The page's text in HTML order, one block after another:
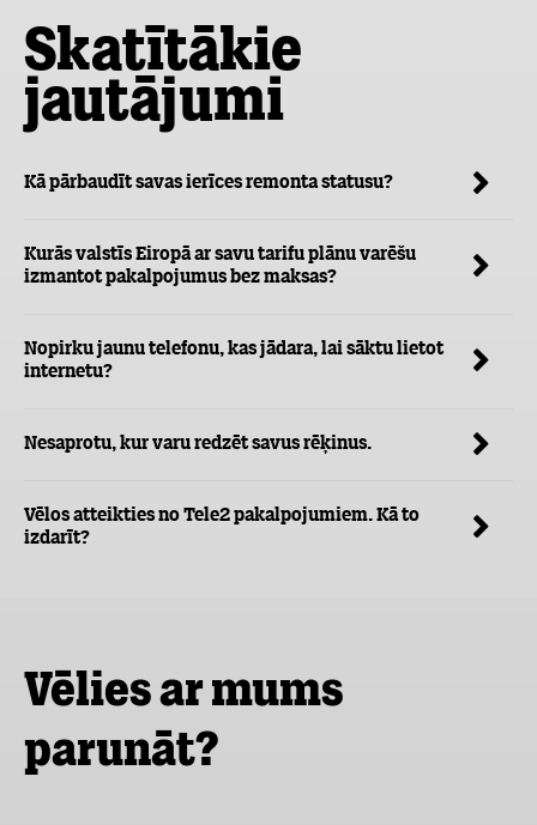
Skatītākie
jautājumi
Kā pārbaudīt savas ierīces remonta statusu?
Kurās valstīs Eiropā ar savu tarifu plānu varēšu
izmantot pakalpojumus bez maksas?
Nopirku jaunu telefonu, kas jādara, lai sāktu lietot
internetu?
Nesaprotu, kur varu redzēt savus rēķinus.
Vēlos atteikties no Tele2 pakalpojumiem. Kā to
izdarīt?
Vēlies ar mums
parunāt?